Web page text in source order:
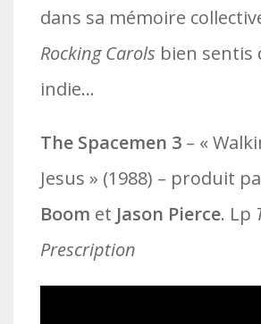
dans sa mémoire
Rocking Carols bien sentis
indie…
The Spacemen 3 – «
Jesus » (1988) – produit
Boom et Jason Pierce. Lp
Prescription